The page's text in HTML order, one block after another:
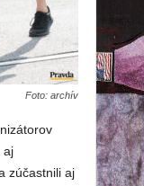
Foto: archív
aj
zúčastnili aj